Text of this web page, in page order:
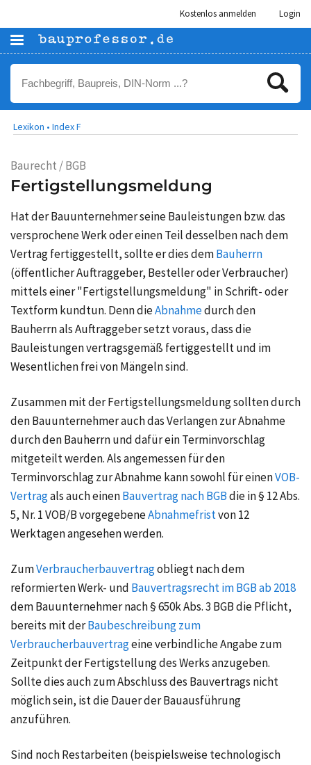
Kostenlos anmelden Login
Lexikon • Index F
Baurecht / BGB
Fertigstellungsmeldung
Hat der Bauunternehmer seine Bauleistungen bzw. das
versprochene Werk oder einen Teil desselben nach dem
Vertrag fertiggestellt, sollte er dies demBauherrn
(öffentlicher Auftraggeber, Besteller oder Verbraucher)
mittels einer "Fertigstellungsmeldung" in Schrift- oder
Textform kundtun. Denn dieAbnahmedurch den
Bauherrn als Auftraggeber setzt voraus, dass die
Bauleistungen vertragsgemäß fertiggestellt und im
Wesentlichen frei von Mängeln sind.
Zusammen mit der Fertigstellungsmeldung sollten durch
den Bauunternehmer auch das Verlangen zur Abnahme
durch den Bauherrn und dafür ein Terminvorschlag
mitgeteilt werden. Als angemessen für den
Terminvorschlag zur Abnahme kann sowohl für einenVOB-
Vertragals auch einenBauvertrag nach BGBdie in § 12 Abs.
5, Nr. 1 VOB/B vorgegebeneAbnahmefristvon 12
Werktagen angesehen werden.
ZumVerbraucherbauvertragobliegt nach dem
reformierten Werk- und Bauvertragsrecht im BGB ab 2018
dem Bauunternehmer nach § 650k Abs. 3 BGB die Pflicht,
bereits mit derBaubeschreibung zum
Verbraucherbauvertrageine verbindliche Angabe zum
Zeitpunkt der Fertigstellung des Werks anzugeben.
Sollte dies auch zum Abschluss des Bauvertrags nicht
möglich sein, ist die Dauer der Bauausführung
anzuführen.
Sind noch Restarbeiten (beispielsweise technologisch